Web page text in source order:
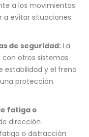
a los movimientos
a evitar situaciones
de seguridad:La
otros sistemas
estabilidad y el freno
protección
fatiga o
dirección
o distracción